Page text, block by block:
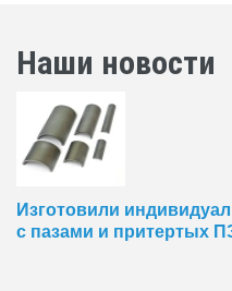
Наши новости
Изготовили
с пазами и притертых